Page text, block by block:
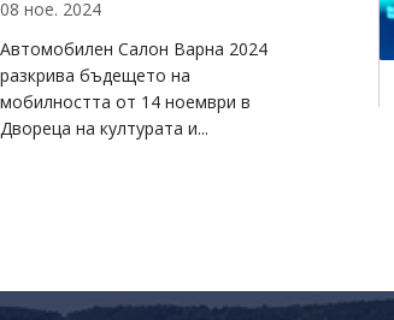
"Уважаеми клиенти, На 11.09.2024
в 14:14 ч. получихме следното
съобщение от организатора на
Extreme Show Pulse,...